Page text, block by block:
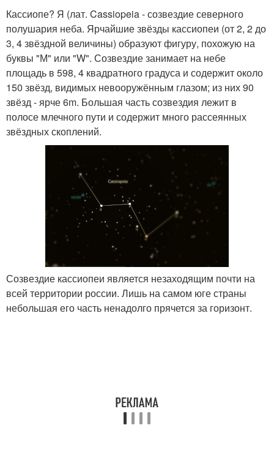
Кассиопе? Я (лат. Cassiopeia - созвездие северного
полушария неба. Ярчайшие звёзды кассиопеи (от 2, 2 до
3, 4 звёздной величины) образуют фигуру, похожую на
буквы "М" или "W". Созвездие занимает на небе
площадь в 598, 4 квадратного градуса и содержит около
150 звёзд, видимых невооружённым глазом; из них 90
звёзд - ярче 6m. Большая часть созвездия лежит в
полосе млечного пути и содержит много рассеянных
звёздных скоплений.
Созвездие кассиопеи является незаходящим почти на
всей территории россии. Лишь на самом юге страны
небольшая его часть ненадолго прячется за горизонт.